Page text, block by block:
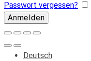
Passwort vergessen?
Deutsch